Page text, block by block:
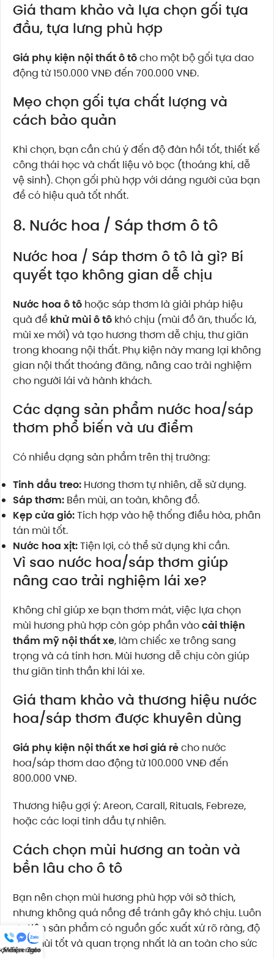
Giá tham khảo và lựa chọn gối tựa
đầu, tựa lưng phù hợp
Giá phụ kiện nội thất ô tôcho một bộ gối tựa dao
động từ 150.000 VNĐ đến 700.000 VNĐ.
Mẹo chọn gối tựa chất lượng và
cách bảo quản
Khi chọn, bạn cần chú ý đến độ đàn hồi tốt, thiết kế
công thái học và chất liệu vỏ bọc (thoáng khí, dễ
vệ sinh). Chọn gối phù hợp với dáng người của bạn
để có hiệu quả tốt nhất.
8. Nước hoa / Sáp thơm ô tô
Nước hoa / Sáp thơm ô tô là gì? Bí
quyết tạo không gian dễ chịu
Nước hoa ô tô hoặc sáp thơm là giải pháp hiệu
quả để khử mùi ô tô khó chịu (mùi đồ ăn, thuốc lá,
mùi xe mới) và tạo hương thơm dễ chịu, thư giãn
trong khoang nội thất. Phụ kiện này mang lại không
gian nội thất thoáng đãng, nâng cao trải nghiệm
cho người lái và hành khách.
Các dạng sản phẩm nước hoa/sáp
thơm phổ biến và ưu điểm
Có nhiều dạng sản phẩm trên thị trường:
Tinh dầu treo: Hương thơm tự nhiên, dễ sử dụng.
Sáp thơm: Bền mùi, an toàn, không đổ.
Kẹp cửa gió:Tích hợp vào hệ thống điều hòa, phân
tán mùi tốt.
Nước hoa xịt:Tiện lợi, có thể sử dụng khi cần.
Vì sao nước hoa/sáp thơm giúp
nâng cao trải nghiệm lái xe?
Không chỉ giúp xe bạn thơm mát, việc lựa chọn
mùi hương phù hợp còn góp phần vàocải thiện
thẩm mỹ nội thất xe, làm chiếc xe trông sang
trọng và cá tính hơn. Mùi hương dễ chịu còn giúp
thư giãn tinh thần khi lái xe.
Giá tham khảo và thương hiệu nước
hoa/sáp thơm được khuyên dùng
Giá phụ kiện nội thất xe hơi giá rẻcho nước
hoa/sáp thơm dao động từ 100.000 VNĐ đến
800.000 VNĐ.
Thương hiệu gợi ý: Areon, Carall, Rituals, Febreze,
hoặc các loại tinh dầu tự nhiên.
Cách chọn mùi hương an toàn và
bền lâu cho ô tô
Bạn nên chọn mùi hương phù hợp với sở thích,
nhưng không quá nồng để tránh gây khó chịu. Luôn
ưu tiên sản phẩm có nguồn gốc xuất xứ rõ ràng, độ
bền mùi tốt và quan trọng nhất là an toàn cho sức
điện
Messenger
Zalo